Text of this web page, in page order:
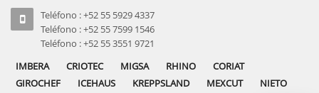
Teléfono : +52 55 5929 4337
Teléfono : +52 55 7599 1546
Teléfono : +52 55 3551 9721
IMBERA
CRIOTEC MIGSA RHINO
CORIAT
GIROCHEF
ICEHAUS KREPPSLAND MEXCUT
NIETO